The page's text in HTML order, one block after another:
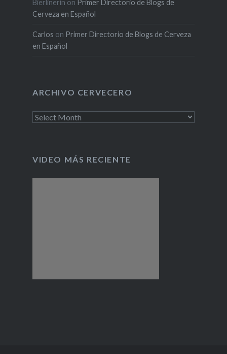
Bierlinerin on Primer Directorio de Blogs de
Cerveza en Español
Carlos on Primer Directorio de Blogs de Cerveza
en Español
ARCHIVO CERVECERO
Archivo
VIDEO MÁS RECIENTE